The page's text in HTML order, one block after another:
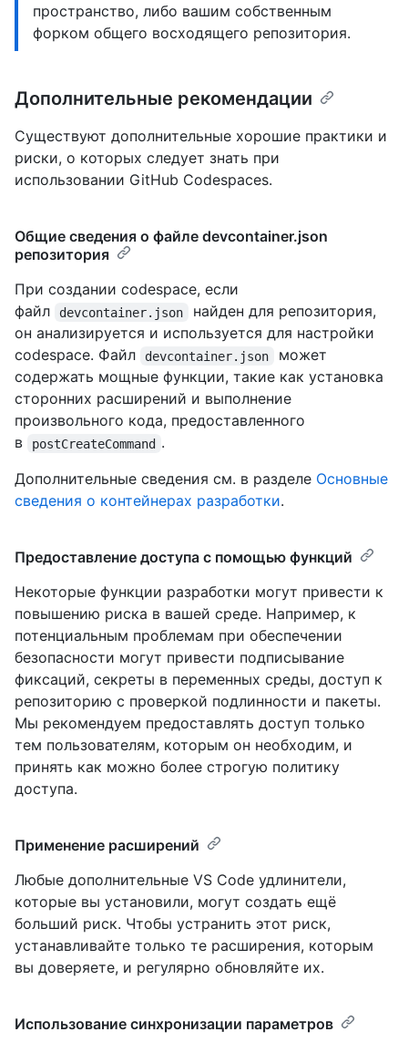
пространство, либо вашим собственным
форком общего восходящего репозитория.
Дополнительные рекомендации
Существуют дополнительные хорошие практики и
риски, о которых следует знать при
использовании GitHub Codespaces.
Общие сведения о файле devcontainer.json
репозитория
При создании codespace, если
файл
devcontainer.json
найден для репозитория,
он анализируется и используется для настройки
codespace. Файл
devcontainer.json
может
содержать мощные функции, такие как установка
сторонних расширений и выполнение
произвольного кода, предоставленного
в
postCreateCommand .
Дополнительные сведения см. в разделе Основные
сведения о контейнерах разработки.
Предоставление доступа с помощью функций
Некоторые функции разработки могут привести к
повышению риска в вашей среде. Например, к
потенциальным проблемам при обеспечении
безопасности могут привести подписывание
фиксаций, секреты в переменных среды, доступ к
репозиторию с проверкой подлинности и пакеты.
Мы рекомендуем предоставлять доступ только
тем пользователям, которым он необходим, и
принять как можно более строгую политику
доступа.
Применение расширений
Любые дополнительные VS Code удлинители,
которые вы установили, могут создать ещё
больший риск. Чтобы устранить этот риск,
устанавливайте только те расширения, которым
вы доверяете, и регулярно обновляйте их.
Использование синхронизации параметров